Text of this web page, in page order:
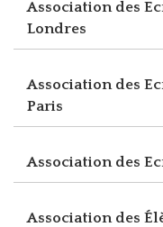
Association des
Londres
Association des
Paris
Association des
Association des